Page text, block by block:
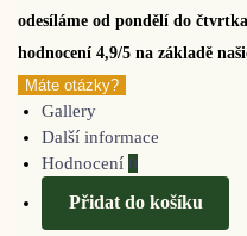
odesíláme od pondělí do čtvrtka
hodnocení 4,9/5 na základě
Máte otázky?
Gallery
Další informace
Hodnocení 0
Přidat do košíku